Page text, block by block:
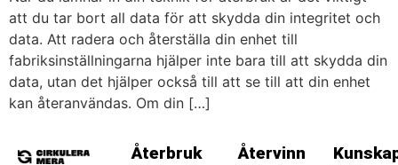
att du tar bort all data för att skydda din integritet och
data. Att radera och återställa din enhet till
fabriksinställningarna hjälper inte bara till att skydda din
data, utan det hjälper också till att se till att din enhet
kan återanvändas. Om din […]
Återbruk Återvinn